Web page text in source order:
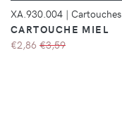
XA.930.004 | Cartouches
CARTOUCHE MIEL
€2,86 €3,59